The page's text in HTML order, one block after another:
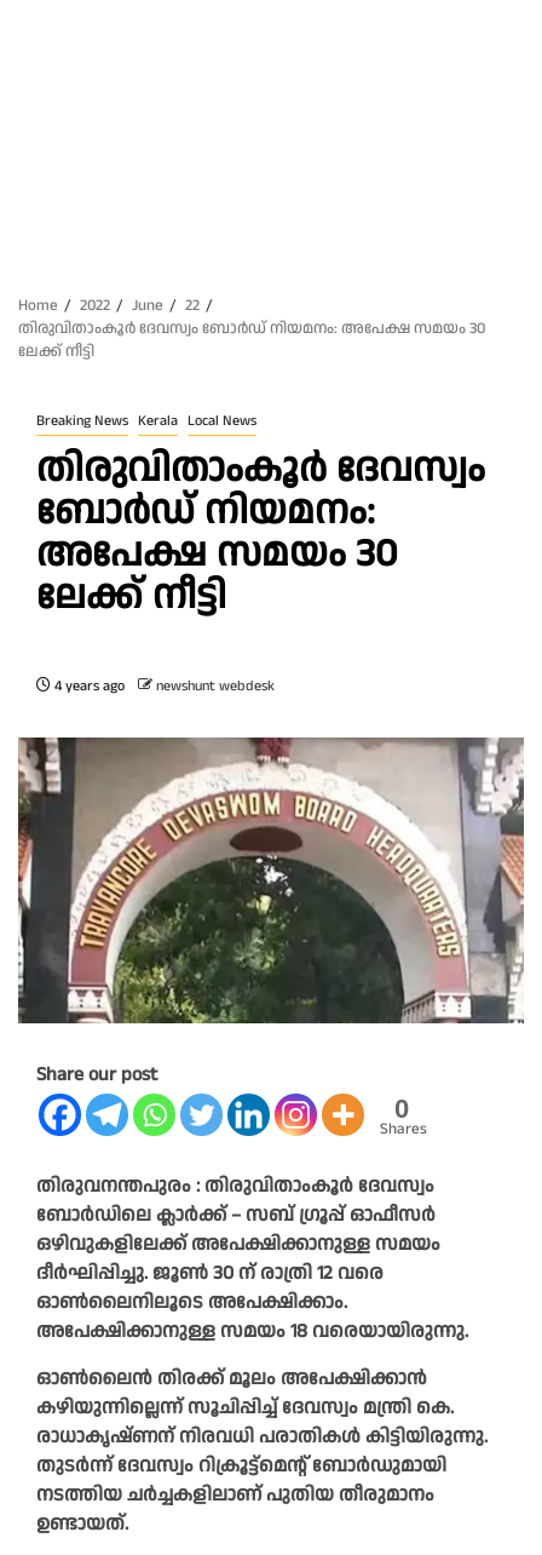
Home 2022 June
22
തിരുവിതാംകൂർ ദേവസ്വം ബോർഡ്‌ നിയമനം: അപേക്ഷ സമയം 30
ലേക്ക്‌ നീട്ടി
Breaking News Kerala Local News
തിരുവിതാംകൂർ ദേവസ്വം
ബോർഡ്‌ നിയമനം:
അപേക്ഷ സമയം 30
ലേക്ക്‌ നീട്ടി
4 years ago newshunt webdesk
Share our post
0
Shares
തിരുവനന്തപുരം : തിരുവിതാംകൂർ ദേവസ്വം
ബോർഡിലെ ക്ലാർക്ക് – സബ് ഗ്രൂപ്പ് ഓഫീസർ
ഒഴിവുകളിലേക്ക് അപേക്ഷിക്കാനുള്ള സമയം
ദീർഘിപ്പിച്ചു. ജൂൺ 30 ന് രാത്രി 12 വരെ
ഓൺലൈനിലൂടെ അപേക്ഷിക്കാം.
അപേക്ഷിക്കാനുള്ള സമയം 18 വരെയായിരുന്നു.
ഓൺലൈൻ തിരക്ക് മൂലം അപേക്ഷിക്കാൻ
കഴിയുന്നില്ലെന്ന് സൂചിപ്പിച്ച്‌ ദേവസ്വം മന്ത്രി കെ.
രാധാകൃഷ്ണന് നിരവധി പരാതികൾ കിട്ടിയിരുന്നു.
തുടർന്ന് ദേവസ്വം റിക്രൂട്ട്മെന്റ് ബോർഡുമായി
നടത്തിയ ചർച്ചകളിലാണ് പുതിയ തീരുമാനം
ഉണ്ടായത്.